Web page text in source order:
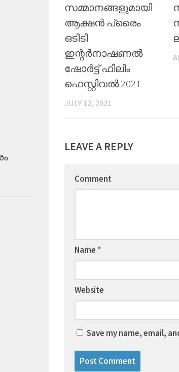
സമ്മാനങ്ങളുമായി
ആക്ഷൻ പ്രൈം
ഒടിടി
ഇന്റർനാഷണൽ
ഷോർട്ട് ഫിലിം
ഫെസ്റ്റിവൽ 2021
JULY 12, 2021
LEAVE A REPLY
Comment
Name *
Website
Save my name, email,